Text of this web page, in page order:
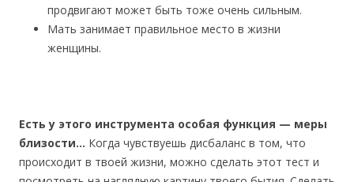
продвигают может быть тоже очень сильным.
Мать занимает правильное место в жизни
женщины.
Есть у этого инструмента особая функция — меры
близости… Когда чувствуешь дисбаланс в том, что
происходит в твоей жизни, можно сделать этот тест и